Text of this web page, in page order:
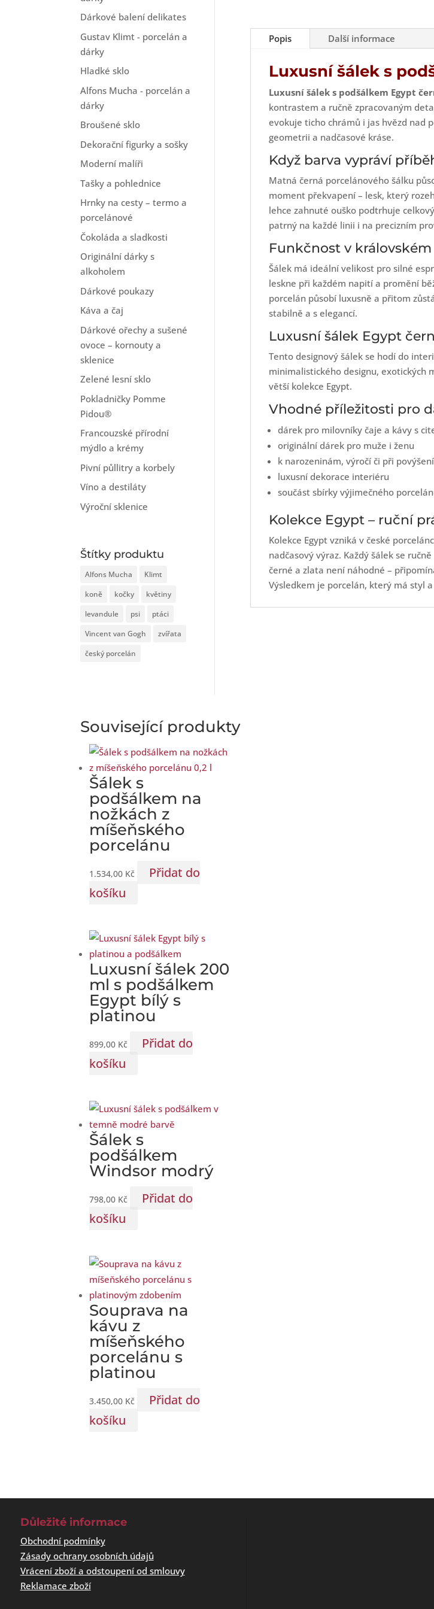
Dárkové balení delikates
Gustav Klimt - porcelán a
dárky
Hladké sklo
Alfons Mucha - porcelán a
dárky
Broušené sklo
Dekorační figurky a sošky
Moderní malíři
Tašky a pohlednice
Hrnky na cesty – termo a
porcelánové
Čokoláda a sladkosti
Originální dárky s
alkoholem
Dárkové poukazy
Káva a čaj
Dárkové ořechy a sušené
ovoce – kornouty a
sklenice
Zelené lesní sklo
Pokladničky Pomme
Pidou®
Francouzské přírodní
mýdlo a krémy
Pivní půllitry a korbely
Víno a destiláty
Výroční sklenice
Štítky produktu
Alfons Mucha
Klimt
koně
kočky
květiny
levandule
psi
ptáci
Vincent van Gogh
zvířata
český porcelán
Popis Další informace
Luxusní šálek s
Luxusní šálek s podšálkem Egypt
kontrastem a ručně zpracovaným
evokuje ticho chrámů i jas hvězd nad
geometrii a nadčasové kráse.
Když barva vypráví
Matná černá porcelánového šálku
moment překvapení – lesk, který
lehce zahnuté ouško podtrhuje
patrný na každé linii i na precizním
Funkčnost v královském
Šálek má ideální velikost pro silné
leskne při každém napití a promění
porcelán působí luxusně a přitom
stabilně a s elegancí.
Luxusní šálek Egypt
Tento designový šálek se hodí do
minimalistického designu, exotických
větší kolekce Egypt.
Vhodné příležitosti pro
dárek pro milovníky čaje a kávy s
originální dárek pro muže i ženu
k narozeninám, výročí či při povýšení
luxusní dekorace interiéru
součást sbírky výjimečného
Kolekce Egypt – ruční
Kolekce Egypt vzniká v české
nadčasový výraz. Každý šálek se
černé a zlata není náhodné –
Výsledkem je porcelán, který má styl
Související produkty
Šálek s
podšálkem na
nožkách z
míšeňského
porcelánu
1.534,00 Kč
Přidat do
košíku
Luxusní šálek 200
ml s podšálkem
Egypt bílý s
platinou
899,00 Kč
Přidat do
košíku
Šálek s
podšálkem
Windsor modrý
798,00 Kč
Přidat do
košíku
Souprava na
kávu z
míšeňského
porcelánu s
platinou
3.450,00 Kč
Přidat do
košíku
Důležité informace
Obchodní podmínky
Zásady ochrany osobních údajů
Vrácení zboží a odstoupení od smlouvy
Reklamace zboží